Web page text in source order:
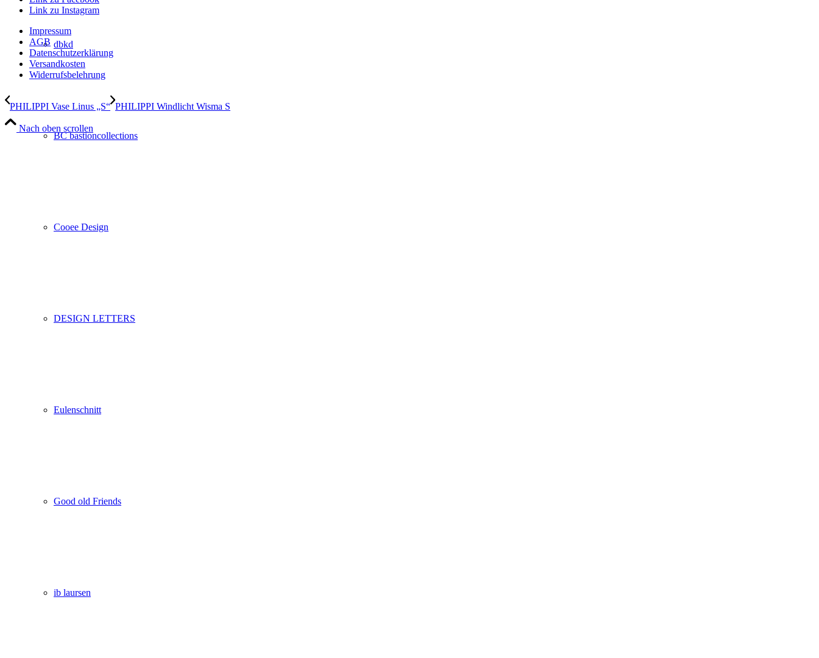
dbkd
BC bastioncollections
Cooee Design
DESIGN LETTERS
Eulenschnitt
Good old Friends
ib laursen
Link zu Instagram
Impressum
AGB
Datenschutzerklärung
Versandkosten
Widerrufsbelehrung
PHILIPPI Vase Linus „S“ PHILIPPI Windlicht Wisma S
Nach oben scrollen